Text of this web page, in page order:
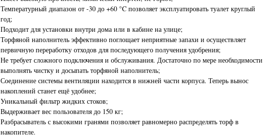
Температурный диапазон от -30 до +60 °C позволяет эксплуатировать туалет круглый
год;
Подходит для установки внутри дома или в кабине на улице;
Торфяной наполнитель эффективно поглощает неприятные запахи и осуществляет
первичную переработку отходов для последующего получения удобрения;
Не требует сложного подключения и обслуживания. Достаточно по мере необходимости
выполнять чистку и досыпать торфяной наполнитель;
Соединение системы вентиляции находится в нижней части корпуса. Теперь вынос
накоплений станет ещё удобнее;
Уникальный фильтр жидких стоков;
Выдерживает вес пользователя до 150 кг;
Разбрасыватель с высокими гранями позволяет равномерно распределять торф в
накопителе.